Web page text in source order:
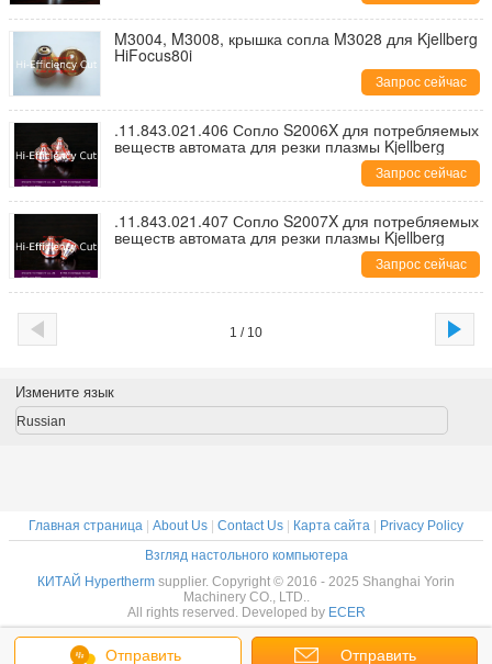
M3004, M3008, крышка сопла M3028 для Kjellberg
HiFocus80i
Запрос сейчас
.11.843.021.406 Сопло S2006X для потребляемых
веществ автомата для резки плазмы Kjellberg
Запрос сейчас
.11.843.021.407 Сопло S2007X для потребляемых
веществ автомата для резки плазмы Kjellberg
Запрос сейчас
1 / 10
Отправить Отправить
Измените язык
Russian
Главная страница About Us Contact Us Карта сайта
Privacy Policy
Взгляд настольного компьютера
КИТАЙ Hypertherm supplier. Copyright © 2016 - 2025 Shanghai Yorin
Machinery CO., LTD..
All rights reserved. Developed by ECER